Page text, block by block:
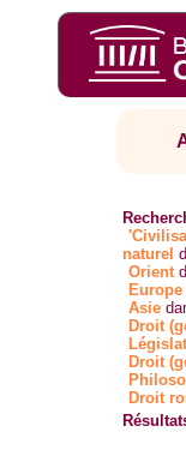
naturel
Orient
Europe
Asie
Droit
Droit
Droit